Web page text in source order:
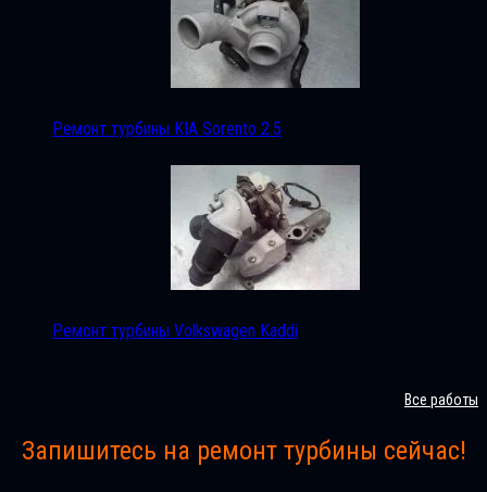
Ремонт турбины KIA Sorento 2.5
Ремонт турбины Volkswagen Kaddi
Все работы
Запишитесь на ремонт турбины сейчас!